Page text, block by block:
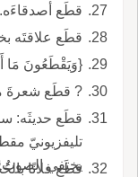
قطَع أصدقاءَه.
قطَع علاقتَه
{وَيَقْطَعُونَ مَا
? قطَع شعرةَ
قطَع حديثَه:
تليفزيونيّ
يختفي الصوتُ
قطَع فلانًا